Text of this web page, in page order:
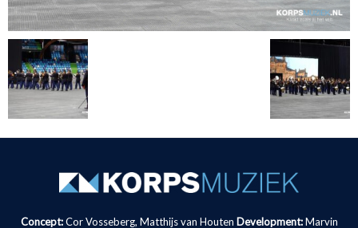
Concept:Cor Vosseberg, Matthijs van Houten Development: Marvin